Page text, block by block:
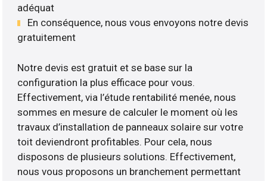
adéquat
En conséquence, nous vous envoyons notre devis
gratuitement
Notre devis est gratuit et se base sur la
configuration la plus efficace pour vous.
Effectivement, via l’étude rentabilité menée, nous
sommes en mesure de calculer le moment où les
travaux d’installation de panneaux solaire sur votre
toit deviendront profitables. Pour cela, nous
disposons de plusieurs solutions. Effectivement,
nous vous proposons un branchement permettant